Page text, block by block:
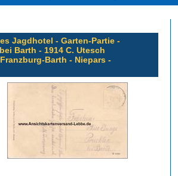
Jagdhotel - Garten-Partie -
Barth - 1914 C. Utesch
Barth - Niepars -